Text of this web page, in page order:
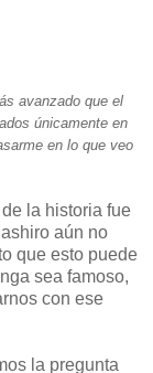
avanzado que el
únicamente en
en lo que veo
la historia fue
aún no
que esto puede
sea famoso,
con ese
la pregunta